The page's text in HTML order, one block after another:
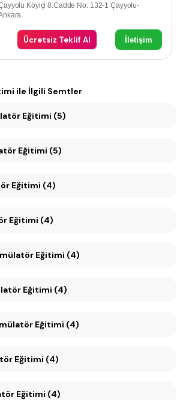
Köyiçi 8.Cadde No: 132-1 Çayyolu-
Ücretsiz Teklif Al İletişim
ile İlgili Semtler
Eğitimi (5)
Eğitimi (5)
Eğitimi (4)
Eğitimi (4)
Eğitimi (4)
Simülatör Eğitimi (4)
Eğitimi (4)
Eğitimi (4)
Eğitimi (4)